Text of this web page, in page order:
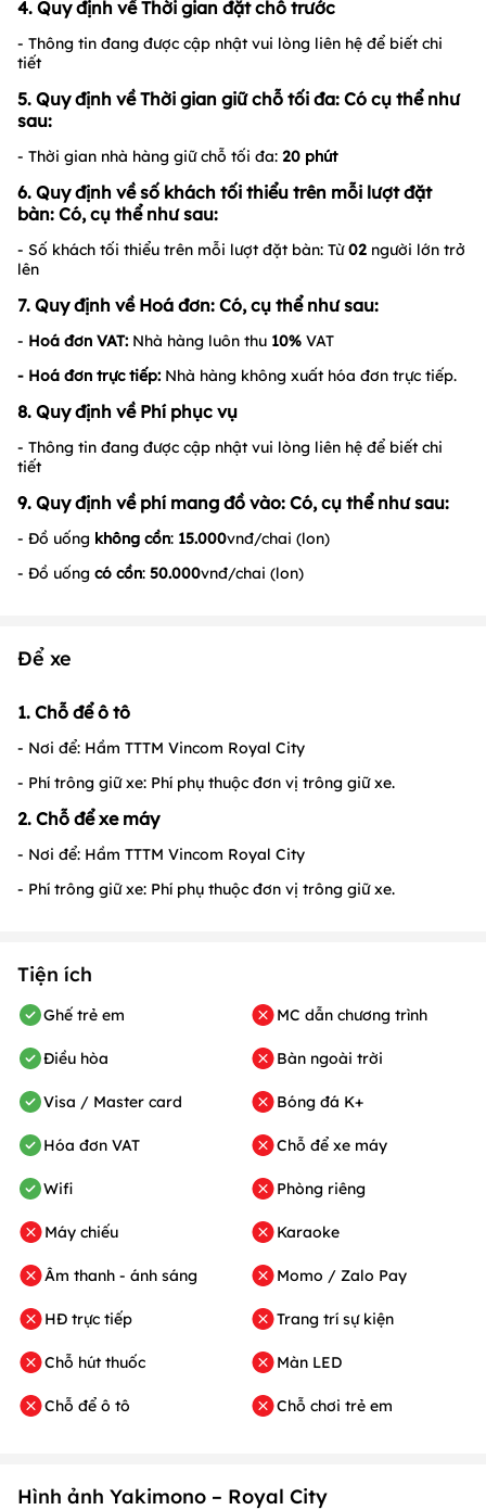
4. Quy định về Thời gian đặt chỗ trước
- Thông tin đang được cập nhật vui lòng liên hệ để biết chi
tiết
5. Quy định về Thời gian giữ chỗ tối đa: Có cụ thể như
sau:
- Thời gian nhà hàng giữ chỗ tối đa: 20 phút
6. Quy định về số khách tối thiểu trên mỗi lượt đặt
bàn: Có, cụ thể như sau:
- Số khách tối thiểu trên mỗi lượt đặt bàn: Từ02 người lớn trở
lên
7. Quy định về Hoá đơn: Có, cụ thể như sau:
- Hoá đơn VAT: Nhà hàng luôn thu 10% VAT
- Hoá đơn trực tiếp: Nhà hàng không xuất hóa đơn trực tiếp.
8. Quy định về Phí phục vụ
- Thông tin đang được cập nhật vui lòng liên hệ để biết chi
tiết
9. Quy định về phí mang đồ vào: Có, cụ thể như sau:
- Đồ uống không cồn: 15.000vnđ/chai (lon)
- Đồ uống có cồn: 50.000vnđ/chai (lon)
Để xe
1. Chỗ để ô tô
- Nơi để: Hầm TTTM Vincom Royal City
- Phí trông giữ xe: Phí phụ thuộc đơn vị trông giữ xe.
2. Chỗ để xe máy
- Nơi để: Hầm TTTM Vincom Royal City
- Phí trông giữ xe: Phí phụ thuộc đơn vị trông giữ xe.
Tiện ích
Ghế trẻ em
Điều hòa
Visa / Master card
Hóa đơn VAT
Wifi
Máy chiếu
Âm thanh - ánh sáng
HĐ trực tiếp
Chỗ hút thuốc
Chỗ để ô tô
MC dẫn chương trình
Bàn ngoài trời
Bóng đá K+
Chỗ để xe máy
Phòng riêng
Karaoke
Momo / Zalo Pay
Trang trí sự kiện
Màn LED
Chỗ chơi trẻ em
Hình ảnh Yakimono – Royal City